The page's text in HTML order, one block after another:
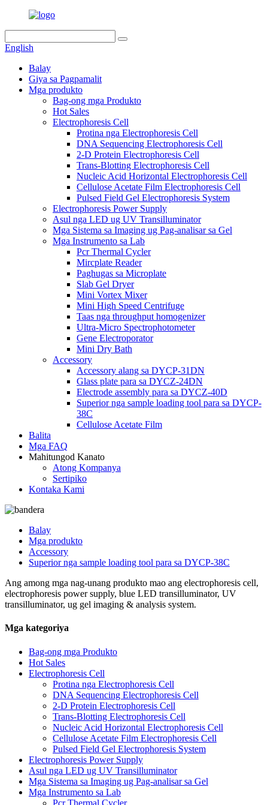
English
Balay
Giya sa Pagpamalit
Mga produkto
Bag-ong mga Produkto
Hot Sales
Electrophoresis Cell
Protina nga Electrophoresis Cell
DNA Sequencing Electrophoresis Cell
2-D Protein Electrophoresis Cell
Trans-Blotting Electrophoresis Cell
Nucleic Acid Horizontal Electrophoresis Cell
Cellulose Acetate Film Electrophoresis Cell
Pulsed Field Gel Electrophoresis System
Electrophoresis Power Supply
Asul nga LED ug UV Transilluminator
Mga Sistema sa Imaging ug Pag-analisar sa Gel
Mga Instrumento sa Lab
Pcr Thermal Cycler
Mircplate Reader
Paghugas sa Microplate
Slab Gel Dryer
Mini Vortex Mixer
Mini High Speed ​​Centrifuge
Taas nga throughput homogenizer
Ultra-Micro Spectrophotometer
Gene Electroporator
Mini Dry Bath
Accessory
Accessory alang sa DYCP-31DN
Glass plate para sa DYCZ-24DN
Electrode assembly para sa DYCZ-40D
Superior nga sample loading tool para sa DYCP-
38C
Cellulose Acetate Film
Balita
Mga FAQ
Mahitungod Kanato
Atong Kompanya
Sertipiko
Kontaka Kami
Balay
Mga produkto
Accessory
Superior nga sample loading tool para sa DYCP-38C
Ang among mga nag-unang produkto mao ang electrophoresis cell,
electrophoresis power supply, blue LED transilluminator, UV
transilluminator, ug gel imaging & analysis system.
Mga kategoriya
Bag-ong mga Produkto
Hot Sales
Electrophoresis Cell
Protina nga Electrophoresis Cell
DNA Sequencing Electrophoresis Cell
2-D Protein Electrophoresis Cell
Trans-Blotting Electrophoresis Cell
Nucleic Acid Horizontal Electrophoresis Cell
Cellulose Acetate Film Electrophoresis Cell
Pulsed Field Gel Electrophoresis System
Electrophoresis Power Supply
Asul nga LED ug UV Transilluminator
Mga Sistema sa Imaging ug Pag-analisar sa Gel
Mga Instrumento sa Lab
Pcr Thermal Cycler